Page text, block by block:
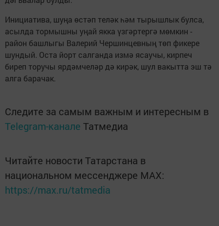
Инициатива, шуңа өстәп теләк һәм тырышлык бул­са,
асылда тормышны уңай якка үзгәртергә мөмкин -
район башлыгы Валерий Чершинцевның төп фикере
шундый. Оста йорт салганда измә ясаучы, кирпеч
биреп торучы ярдәмчеләр дә кирәк, шул вакытта эш тә
алга барачак.
Следите за самым важным и интересным в
Telegram-канале Татмедиа
Читайте новости Татарстана в
национальном мессенджере MАХ:
https://max.ru/tatmedia